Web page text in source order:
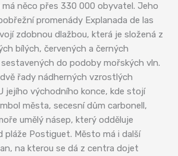
má něco přes 330 000 obyvatel. Jeho
promenády Explanada de las
zdobnou dlažbou, která je složená z
bílých, červených a černých
do podoby mořských vln.
řady nádherných vzrostlých
jejího východního konce, kde stojí
města, secesní dům carbonell,
umělý násep, který odděluje
pláže Postiguet. Město má i další
na kterou se dá z centra dojet